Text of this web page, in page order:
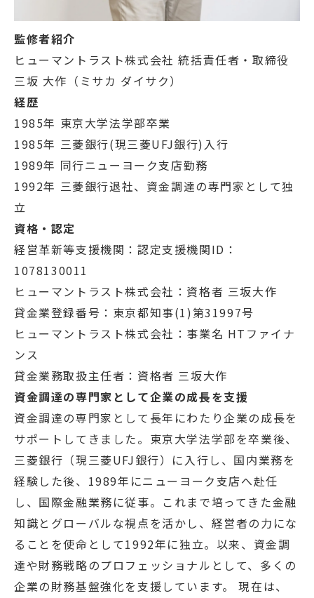
監修者紹介
ヒューマントラスト株式会社 統括責任者・取締役
三坂 大作（ミサカ ダイサク）
経歴
1985年 東京大学法学部卒業
1985年 三菱銀行(現三菱UFJ銀行)入行
1989年 同行ニューヨーク支店勤務
1992年 三菱銀行退社、資金調達の専門家として独
立
資格・認定
経営革新等支援機関：認定支援機関ID：
1078130011
ヒューマントラスト株式会社：資格者 三坂大作
貸金業登録番号：東京都知事(1)第31997号
ヒューマントラスト株式会社：事業名 HTファイナ
ンス
貸金業務取扱主任者：資格者 三坂大作
資金調達の専門家として企業の成長を支援
資金調達の専門家として長年にわたり企業の成長を
サポートしてきました。東京大学法学部を卒業後、
三菱銀行（現三菱UFJ銀行）に入行し、国内業務を
経験した後、1989年にニューヨーク支店へ赴任
し、国際金融業務に従事。これまで培ってきた金融
知識とグローバルな視点を活かし、経営者の力にな
ることを使命として1992年に独立。以来、資金調
達や財務戦略のプロフェッショナルとして、多くの
企業の財務基盤強化を支援しています。 現在は、